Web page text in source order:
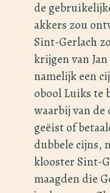
de
akkers zou
Sint-Gerlach
krijgen van
namelijk een
obool Luiks te
waarbij van de
geёist of
dubbele cijns,
klooster Sint-
maagden die